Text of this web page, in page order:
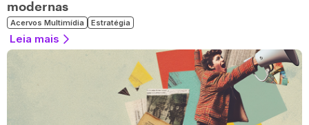
modernas
Acervos Multimídia Estratégia
Leia mais